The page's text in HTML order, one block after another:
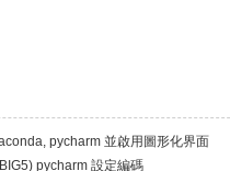
pycharm 並啟用圖形化界面
pycharm 設定編碼